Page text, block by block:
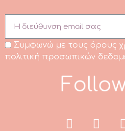
Συμφωνώ με τους όρους
πολιτική προσωπικών
Follo